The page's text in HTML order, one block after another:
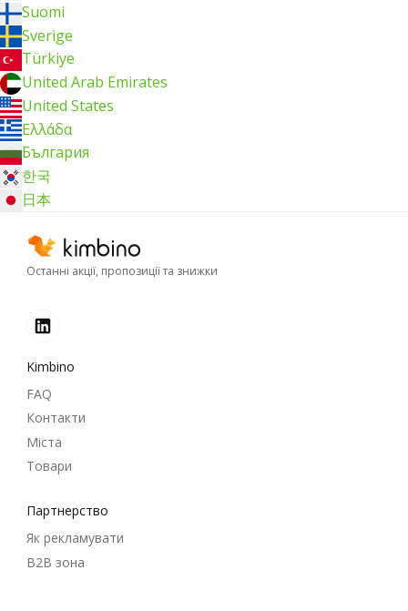
Suomi
Sverige
Türkiye
United Arab Emirates
United States
Ελλάδα
България
한국
日本
Останні акції, пропозиції та знижки
Kimbino
FAQ
Контакти
Міста
Товари
Партнерство
Як рекламувати
B2B зона